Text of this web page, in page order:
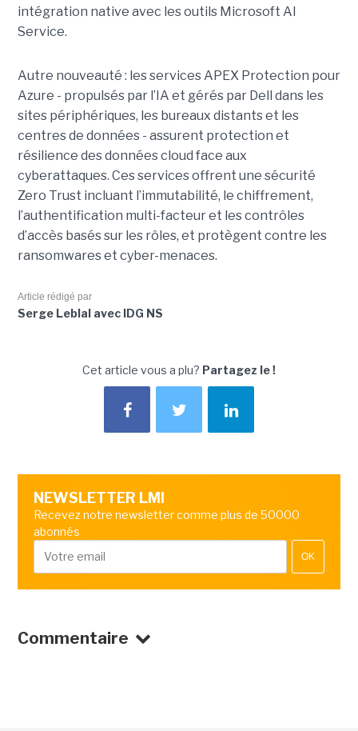
intégration native avec les outils Microsoft AI
Service.
Autre nouveauté : les services APEX Protection pour
Azure - propulsés par l’IA et gérés par Dell dans les
sites périphériques, les bureaux distants et les
centres de données - assurent protection et
résilience des données cloud face aux
cyberattaques. Ces services offrent une sécurité
Zero Trust incluant l’immutabilité, le chiffrement,
l’authentification multi-facteur et les contrôles
d’accès basés sur les rôles, et protègent contre les
ransomwares et cyber-menaces.
Article rédigé par
Serge Leblal avec IDG NS
Cet article vous a plu? Partagez le !
NEWSLETTER LMI
Recevez notre newsletter comme plus de 50000
abonnés
OK
Commentaire